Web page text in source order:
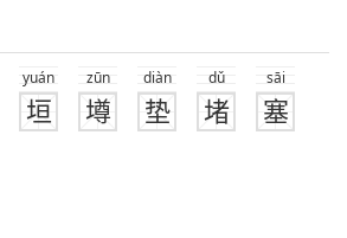
yuán
垣
zūn
墫
diàn
垫
dǔ
堵
sāi
塞